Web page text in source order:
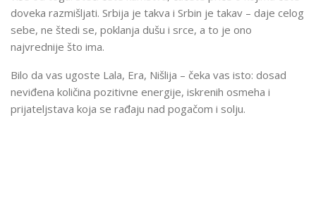
doveka razmišljati. Srbija je takva i Srbin je takav – daje celog
sebe, ne štedi se, poklanja dušu i srce, a to je ono
najvrednije što ima.
Bilo da vas ugoste Lala, Era, Nišlija – čeka vas isto: dosad
neviđena količina pozitivne energije, iskrenih osmeha i
prijateljstava koja se rađaju nad pogačom i solju.